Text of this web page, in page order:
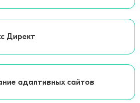
Директ
адаптивных сайтов